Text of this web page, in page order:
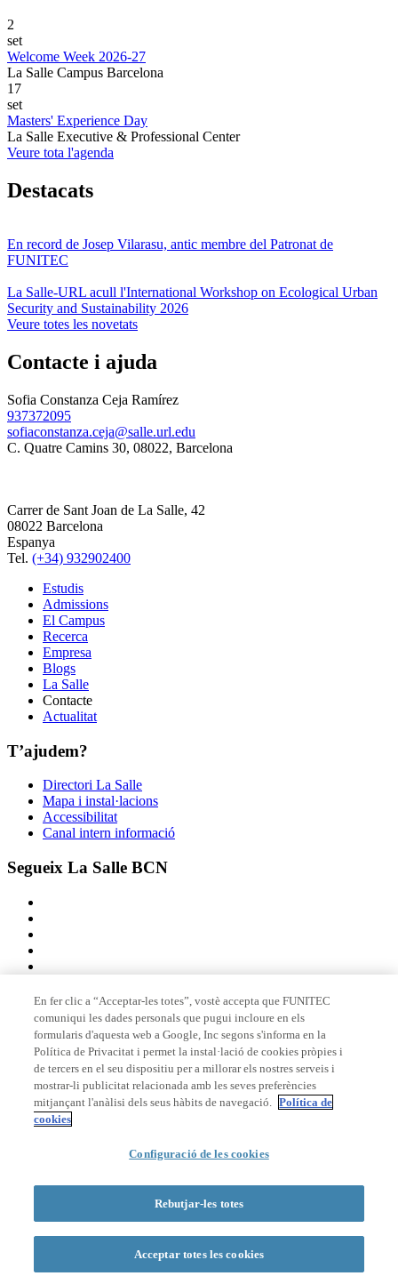
2
set
Welcome Week 2026-27
La Salle Campus Barcelona
17
set
Masters' Experience Day
La Salle Executive & Professional Center
Veure tota l'agenda
Destacats
En record de Josep Vilarasu, antic membre del Patronat de
FUNITEC
La Salle-URL acull l'International Workshop on Ecological Urban
Security and Sustainability 2026
Veure totes les novetats
Contacte i ajuda
Sofia Constanza Ceja Ramírez
937372095
sofiaconstanza.ceja@salle.url.edu
C. Quatre Camins 30, 08022, Barcelona
Carrer de Sant Joan de La Salle, 42
08022 Barcelona
Espanya
Tel. (+34) 932902400
Estudis
Admissions
El Campus
Recerca
Empresa
Blogs
La Salle
Contacte
Actualitat
T’ajudem?
Directori La Salle
Mapa i instal·lacions
Accessibilitat
Canal intern informació
Segueix La Salle BCN
Membre de
Acreditacions
© 2026 La Salle Campus Barcelona - URL |Avís legal
Formulari de cerca
En fer clic a “Acceptar-les totes”, vostè accepta que FUNITEC
comuniqui les dades personals que pugui incloure en els
formularis d'aquesta web a Google, Inc segons s'informa en la
Política de Privacitat i permet la instal·lació de cookies pròpies i
de tercers en el seu dispositiu per a millorar els nostres serveis i
mostrar-li publicitat relacionada amb les seves preferències
mitjançant l'anàlisi dels seus hàbits de navegació. Política de
cookies
Configuració de les cookies
Rebutjar-les totes
Acceptar totes les cookies